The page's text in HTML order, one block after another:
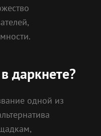
даркнете?
одной из